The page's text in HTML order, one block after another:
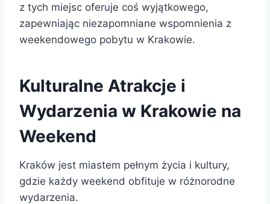
z tych miejsc oferuje coś wyjątkowego,
zapewniając niezapomniane wspomnienia z
weekendowego pobytu w Krakowie.
Kulturalne Atrakcje i
Wydarzenia w Krakowie na
Weekend
Kraków jest miastem pełnym życia i kultury,
gdzie każdy weekend obfituje w różnorodne
wydarzenia.